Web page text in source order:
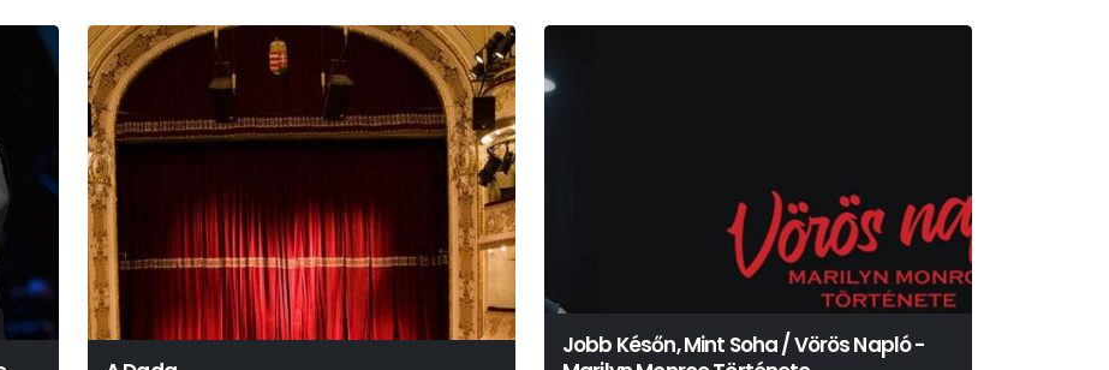
Jobb Későn, Mint Soha / Vörös Napló -